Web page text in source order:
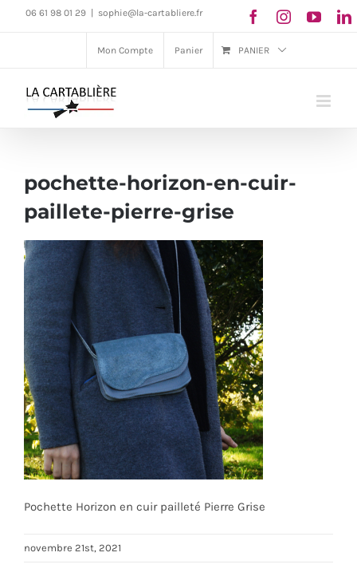
Passer06 61 98 01 29 sophie@la-cartabliere.fr
Mon Compte Panier PANIER
pochette-horizon-en-cuir-
paillete-pierre-grise
Pochette Horizon en cuir pailleté Pierre Grise
novembre 21st, 2021